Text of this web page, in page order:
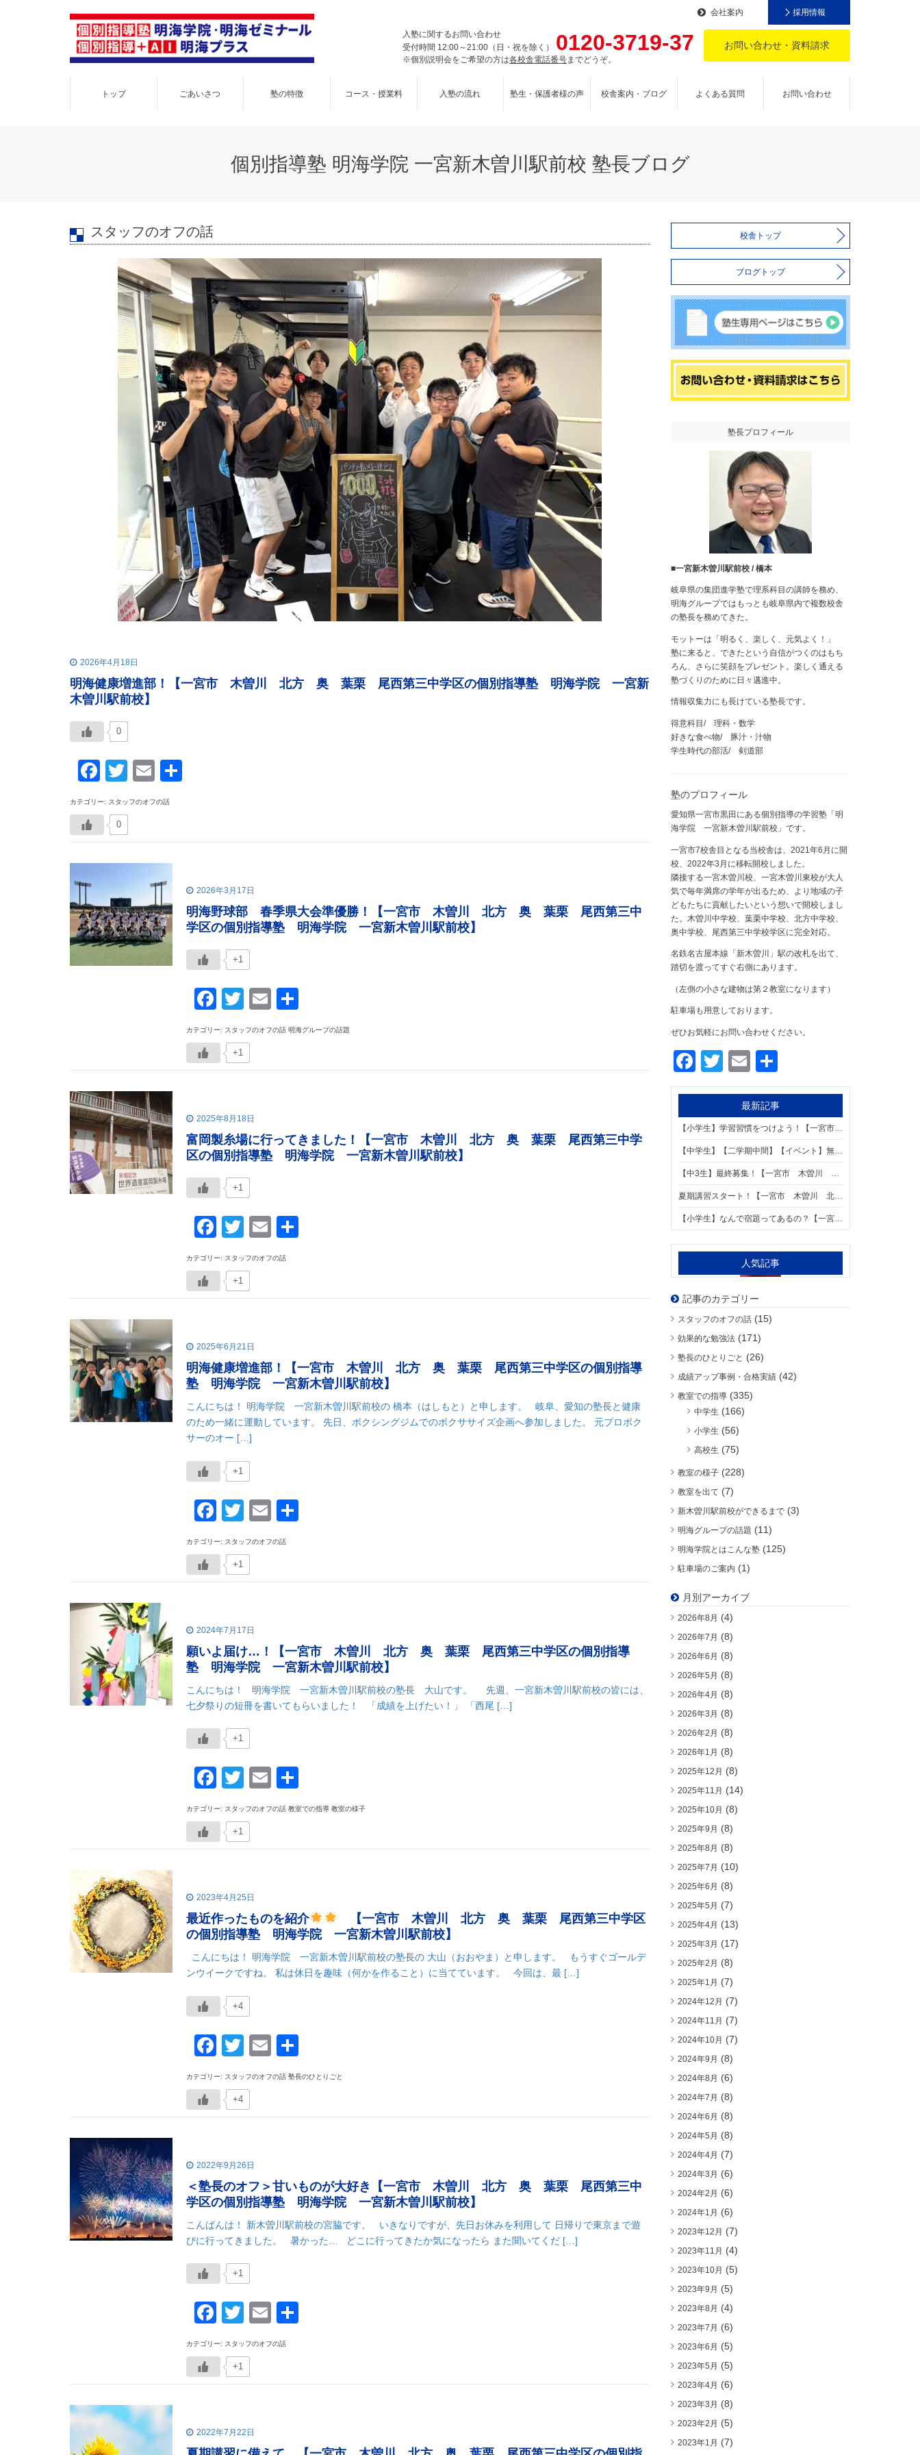
入塾に関するお問い合わせ
受付時間 12:00～21:00（日・祝を除く） 0120-3719-37
※個別説明会をご希望の方は各校舎電話番号までどうぞ。
お問い合わせ・資料請求
トップ ごあいさつ 塾の特徴 コース・授業料 入塾の流れ 塾生・保護者様の声 校舎案内・ブログ よくある質問 お問い合わせ
会社案内 採用情報
個別指導塾 明海学院 一宮新木曽川駅前校 塾長ブログ
スタッフのオフの話
2026年4月18日
明海健康増進部！【一宮市 木曽川 北方 奥 葉栗 尾西第三中学区の個別指導塾 明海学院 一宮新
木曽川駅前校】
0
Facebook
TwitterEmail
カテゴリー: スタッフのオフの話
0
2026年3月17日
明海野球部 春季県大会準優勝！【一宮市 木曽川 北方 奥 葉栗 尾西第三中
学区の個別指導塾 明海学院 一宮新木曽川駅前校】
+1
Facebook
TwitterEmail
有
カテゴリー: スタッフのオフの話 明海グループの話題
+1
2025年8月18日
富岡製糸場に行ってきました！【一宮市 木曽川 北方 奥 葉栗 尾西第三中学
区の個別指導塾 明海学院 一宮新木曽川駅前校】
+1
Facebook
TwitterEmail
カテゴリー: スタッフのオフの話
+1
2025年6月21日
明海健康増進部！【一宮市 木曽川 北方 奥 葉栗 尾西第三中学区の個別指導
塾 明海学院 一宮新木曽川駅前校】
こんにちは！ 明海学院 一宮新木曽川駅前校の 橋本（はしもと）と申します。 岐阜、愛知の塾長と健康
のため一緒に運動しています。 先日、ボクシングジムでのボクササイズ企画へ参加しました。 元プロボク
サーのオー […]
+1
Facebook
Twitter
Email
カテゴリー: スタッフのオフの話
+1
2024年7月17日
願いよ届け…！【一宮市 木曽川 北方 奥 葉栗 尾西第三中学区の個別指導
塾 明海学院 一宮新木曽川駅前校】
こんにちは！ 明海学院 一宮新木曽川駅前校の塾長 大山です。 先週、一宮新木曽川駅前校の皆には、
七夕祭りの短冊を書いてもらいました！ 「成績を上げたい！」 「西尾 […]
+1
Facebook
TwitterEmail
有
カテゴリー: スタッフのオフの話 教室での指導 教室の様子
+1
2023年4月25日
最近作ったものを紹介
【一宮市 木曽川 北方 奥 葉栗 尾西第三中学区
の個別指導塾 明海学院 一宮新木曽川駅前校】
こんにちは！ 明海学院 一宮新木曽川駅前校の塾長の 大山（おおやま）と申します。 もうすぐゴールデ
ンウイークですね。 私は休日を趣味（何かを作ること）に当てています。 今回は、最 […]
+4
Facebook
Twitter
Email
有
カテゴリー: スタッフのオフの話 塾長のひとりごと
+4
2022年9月26日
＜塾長のオフ＞甘いものが大好き【一宮市 木曽川 北方 奥 葉栗 尾西第三中
学区の個別指導塾 明海学院 一宮新木曽川駅前校】
こんばんは！ 新木曽川駅前校の宮脇です。 いきなりですが、先日お休みを利用して 日帰りで東京まで遊
びに行ってきました。 暑かった… どこに行ってきたか気になったら また聞いてくだ […]
+1
Facebook
TwitterEmail
カテゴリー: スタッフのオフの話
+1
2022年7月22日
校舎トップ
ブログトップ
塾長プロフィール
■一宮新木曽川駅前校 / 橋本
岐阜県の集団進学塾で理系科目の講師を務め、
明海グループではもっとも岐阜県内で複数校舎
の塾長を務めてきた。
モットーは「明るく、楽しく、元気よく！」
塾に来ると、できたという自信がつくのはもち
ろん、さらに笑顔をプレゼント。楽しく通える
塾づくりのために日々邁進中。
情報収集力にも長けている塾長です。
得意科目/ 理科・数学
好きな食べ物/ 豚汁・汁物
学生時代の部活/ 剣道部
塾のプロフィール
愛知県一宮市黒田にある個別指導の学習塾「明
海学院 一宮新木曽川駅前校」です。
一宮市7校舎目となる当校舎は、2021年6月に開
校、2022年3月に移転開校しました。
隣接する一宮木曽川校、一宮木曽川東校が大人
気で毎年満席の学年が出るため、より地域の子
どもたちに貢献したいという想いで開校しまし
た。木曽川中学校、葉栗中学校、北方中学校、
奥中学校、尾西第三中学校学区に完全対応。
名鉄名古屋本線「新木曽川」駅の改札を出て、
踏切を渡ってすぐ右側にあります。
（左側の小さな建物は第２教室になります）
駐車場も用意しております。
ぜひお気軽にお問い合わせください。
Facebook
TwitterEmail
有
最新記事
【小学生】学習習慣をつけよう！【一宮市 木曽川 北方 奥 葉栗 尾西第三中学区の個別指導塾 明海学院 一宮新木曽川駅前校】
【中学生】【二学期中間】【イベント】無料テスト対策勉強会！【一宮市 木曽川 北方 奥 葉栗 尾西第三中学区の個別指導塾 明海学院 一宮新木曽川駅前校】
夏期講習スタート！【一宮市 木曽川 北方 奥 葉栗 尾西第三中学区の個別指導塾 明海学院 一宮新木曽川駅前校】
【小学生】なんで宿題ってあるの？【一宮市 木曽川 北方 奥 葉栗 尾西第三中学区の個別指導塾 明海学院 一宮新木曽川駅前校】
人気記事
記事のカテゴリー
スタッフのオフの話(15)
効果的な勉強法(171)
塾長のひとりごと (26)
成績アップ事例・合格実績(42)
教室での指導(335)
中学生 (166)
小学生 (56)
高校生 (75)
教室の様子(228)
教室を出て (7)
新木曽川駅前校ができるまで(3)
明海グループの話題 (11)
明海学院とはこんな塾(125)
駐車場のご案内 (1)
月別アーカイブ
2026年8月 (4)
2026年7月 (8)
2026年6月 (8)
2026年5月 (8)
2026年4月 (8)
2026年3月 (8)
2026年2月 (8)
2026年1月 (8)
2025年12月 (8)
2025年11月 (14)
2025年10月 (8)
2025年9月 (8)
2025年8月 (8)
2025年7月 (10)
2025年6月 (8)
2025年5月 (7)
2025年4月 (13)
2025年3月 (17)
2025年2月 (8)
2025年1月 (7)
2024年12月 (7)
2024年11月 (7)
2024年10月 (7)
2024年9月 (8)
2024年8月 (6)
2024年7月 (8)
2024年6月 (8)
2024年5月 (8)
2024年4月 (7)
2024年3月 (6)
2024年2月 (6)
2024年1月 (6)
2023年12月 (7)
2023年11月 (4)
2023年10月 (5)
2023年9月 (5)
2023年8月 (4)
2023年7月 (6)
2023年6月 (5)
2023年5月 (5)
2023年4月 (6)
2023年3月 (8)
2023年2月 (5)
2023年1月 (7)